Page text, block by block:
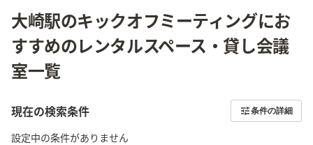
大崎駅のキックオフミーティングにお
すすめのレンタルスペース・貸し会議
室一覧
現在の検索条件 条件の詳細
設定中の条件がありません